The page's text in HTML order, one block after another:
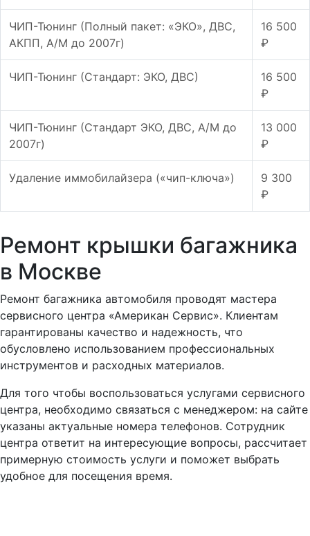
ЧИП-Тюнинг (Полный пакет: «ЭКО», ДВС,
АКПП, А/М до 2007г)
16 500
₽
ЧИП-Тюнинг (Стандарт: ЭКО, ДВС)
16 500
₽
ЧИП-Тюнинг (Стандарт ЭКО, ДВС, А/М до
2007г)
13 000
₽
Удаление иммобилайзера («чип-ключа»)
9 300
₽
Ремонт крышки багажника
в Москве
Ремонт багажника автомобиля проводят мастера
сервисного центра «Американ Сервис». Клиентам
гарантированы качество и надежность, что
обусловлено использованием профессиональных
инструментов и расходных материалов.
Для того чтобы воспользоваться услугами сервисного
центра, необходимо связаться с менеджером: на сайте
указаны актуальные номера телефонов. Сотрудник
центра ответит на интересующие вопросы, рассчитает
примерную стоимость услуги и поможет выбрать
удобное для посещения время.